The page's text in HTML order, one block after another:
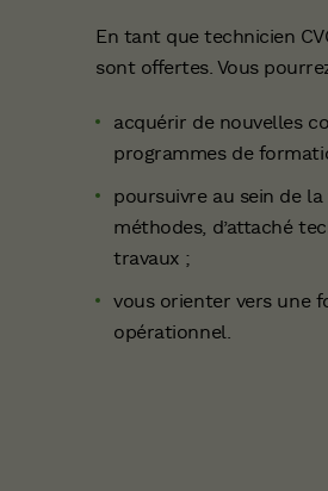
En tant que technicien
sont offertes. Vous
acquérir de nouvelles
programmes de
poursuivre au sein de
méthodes, d’attaché
travaux ;
vous orienter vers une
opérationnel.